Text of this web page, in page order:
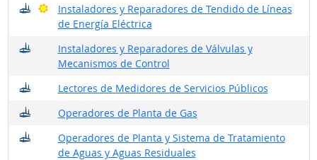
Instaladores y Reparadores de Tendido de Líneas
de Energía Eléctrica
¿Dónde trabajan?
Buenas perspectivas
Instaladores y Reparadores de Válvulas y
Mecanismos de Control
¿Dónde trabajan?
Lectores de Medidores de Servicios Públicos
¿Dónde trabajan?
Operadores de Planta de Gas
¿Dónde trabajan?
Operadores de Planta y Sistema de Tratamiento
de Aguas y Aguas Residuales
¿Dónde trabajan?